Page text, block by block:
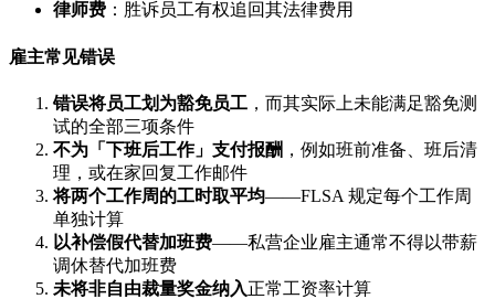
律师费 ：胜诉员工有权追回其法律费用
雇主常见错误
错误将员工划为豁免员工 ，而其实际上未能满足豁免测
试的全部三项条件
不为「下班后工作」支付报酬 ，例如班前准备、班后清
理，或在家回复工作邮件
将两个工作周的工时取平均——FLSA 规定每个工作周
单独计算
以补偿假代替加班费——私营企业雇主通常不得以带薪
调休替代加班费
未将非自由裁量奖金纳入正常工资率计算